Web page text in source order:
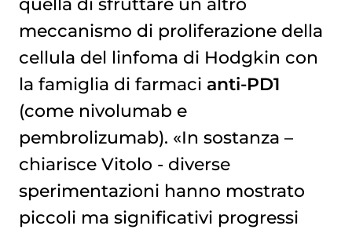
meccanismo di proliferazione della
cellula del linfoma di Hodgkin con
la famiglia di farmaci anti-PD1
(come nivolumab e
pembrolizumab). «In sostanza –
chiarisce Vitolo - diverse
sperimentazioni hanno mostrato
piccoli ma significativi progressi